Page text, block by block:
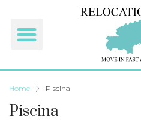
Home Piscina
Piscina